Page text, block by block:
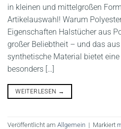
in kleinen und mittelgroßen
Artikelauswahl! Warum
Eigenschaften Halstücher aus
großer Beliebtheit – und das
synthetische Material bietet
besonders […]
WEITERLESEN →
Veröffentlicht am Allgemein | Markiert